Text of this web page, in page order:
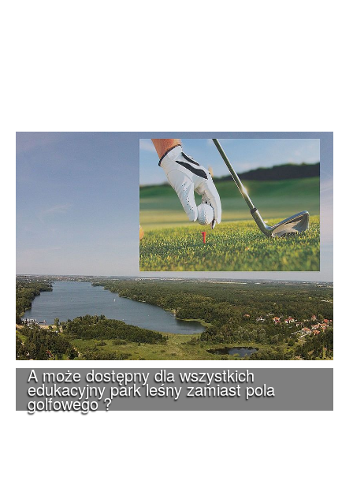
A może dostępny dla wszystkich
edukacyjny park leśny zamiast pola
golfowego ?